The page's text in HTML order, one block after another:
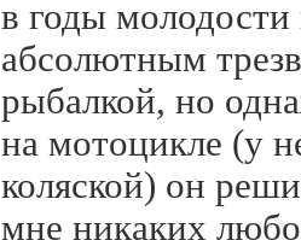
в годы
абсолютным
рыбалкой, но
на мотоцикле (у
коляской) он
мне никаких